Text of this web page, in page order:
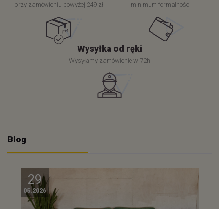
przy zamówieniu powyżej 249 zł minimum formalności
Wysyłka od ręki
Wysyłamy zamówienie w 72h
Blog
29
05.2026